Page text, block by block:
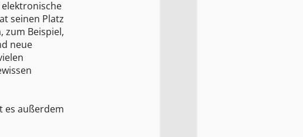
seinen Platz
zum Beispiel,
neue
es außerdem